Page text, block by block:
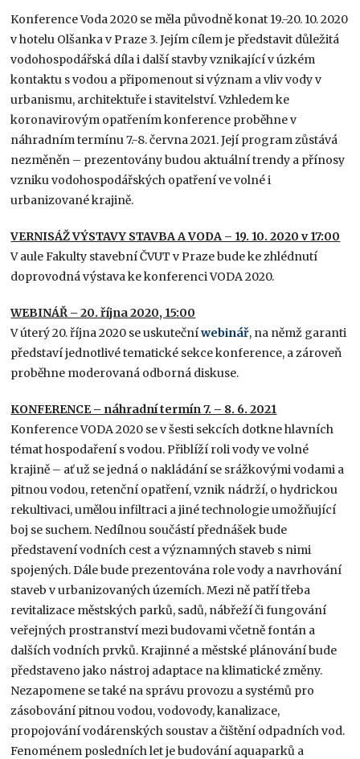
Konference Voda 2020 se měla původně konat 19.-20. 10. 2020
v hotelu Olšanka v Praze 3. Jejím cílem je představit důležitá
vodohospodářská díla i další stavby vznikající v úzkém
kontaktu s vodou a připomenout si význam a vliv vody v
urbanismu, architektuře i stavitelství. Vzhledem ke
koronavirovým opatřením konference proběhne v
náhradním termínu 7.-8. června 2021. Její program zůstává
nezměněn – prezentovány budou aktuální trendy a přínosy
vzniku vodohospodářských opatření ve volné i
urbanizované krajině.
VERNISÁŽ VÝSTAVY STAVBA A VODA – 19. 10. 2020 v 17:00
V aule Fakulty stavební ČVUT v Praze bude ke zhlédnutí
doprovodná výstava ke konferenci VODA 2020.
WEBINÁŘ – 20. října 2020, 15:00
V úterý 20. října 2020 se uskutečníwebinář, na němž garanti
představí jednotlivé tematické sekce konference, a zároveň
proběhne moderovaná odborná diskuse.
KONFERENCE – náhradní termín 7. – 8. 6. 2021
Konference VODA 2020 se v šesti sekcích dotkne hlavních
témat hospodaření s vodou. Přiblíží roli vody ve volné
krajině – ať už se jedná o nakládání se srážkovými vodami a
pitnou vodou, retenční opatření, vznik nádrží, o hydrickou
rekultivaci, umělou infiltraci a jiné technologie umožňující
boj se suchem. Nedílnou součástí přednášek bude
představení vodních cest a významných staveb s nimi
spojených. Dále bude prezentována role vody a navrhování
staveb v urbanizovaných územích. Mezi ně patří třeba
revitalizace městských parků, sadů, nábřeží či fungování
veřejných prostranství mezi budovami včetně fontán a
dalších vodních prvků. Krajinné a městské plánování bude
představeno jako nástroj adaptace na klimatické změny.
Nezapomene se také na správu provozu a systémů pro
zásobování pitnou vodou, vodovody, kanalizace,
propojování vodárenských soustav a čištění odpadních vod.
Fenoménem posledních let je budování aquaparků a